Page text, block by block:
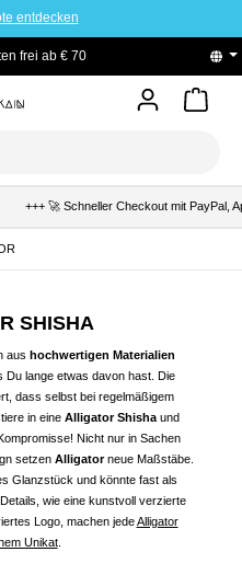
entdecken
frei ab € 70
+++ 🚀 Schneller Checkout mit PayPal,
SHISHA
aus hochwertigen Materialien
Du lange etwas davon hast. Die
dass selbst bei regelmäßigem
in eine AlligatorShisha und
Nicht nur in Sachen
setzen Alligatorneue Maßstäbe.
Glanzstück und könnte fast als
wie eine kunstvoll verzierte
Logo, machen jedeAlligator
Unikat.